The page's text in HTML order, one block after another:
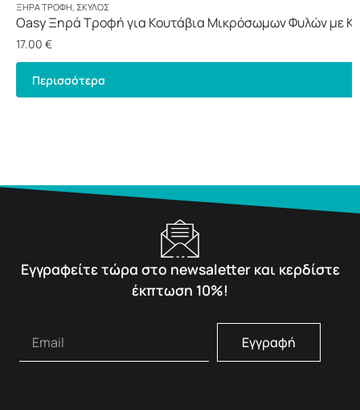
ΞΗΡΆ ΤΡΟΦΉ, ΣΚΎΛΟΣ
Oasy Ξηρά Τροφή για Κουτάβια Μικρόσωμων Φυλών με
17.00 €
Περισσότερα
Εγγραφείτε τώρα στο newsaletter και κερδίστε
έκπτωση 10%!
Εγγραφή